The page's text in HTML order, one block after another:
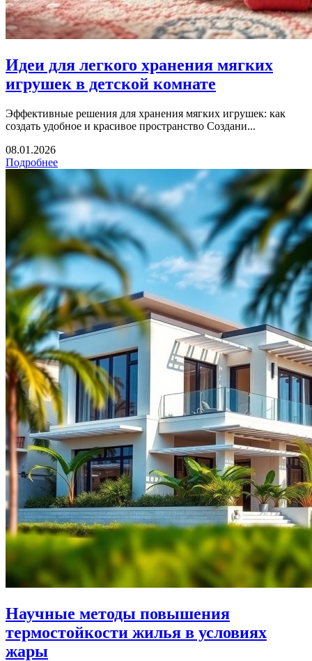
Идеи для легкого хранения мягких
игрушек в детской комнате
Эффективные решения для хранения мягких игрушек: как
создать удобное и красивое пространство Создани...
08.01.2026
Подробнее
Научные методы повышения
термостойкости жилья в условиях
жары